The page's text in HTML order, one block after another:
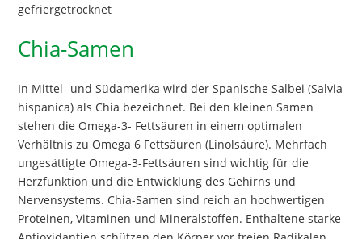
gefriergetrocknet
Chia-Samen
In Mittel- und Südamerika wird der Spanische Salbei (Salvia
hispanica) als Chia bezeichnet. Bei den kleinen Samen
stehen die Omega-3- Fettsäuren in einem optimalen
Verhältnis zu Omega 6 Fettsäuren (Linolsäure). Mehrfach
ungesättigte Omega-3-Fettsäuren sind wichtig für die
Herzfunktion und die Entwicklung des Gehirns und
Nervensystems. Chia-Samen sind reich an hochwertigen
Proteinen, Vitaminen und Mineralstoffen. Enthaltene starke